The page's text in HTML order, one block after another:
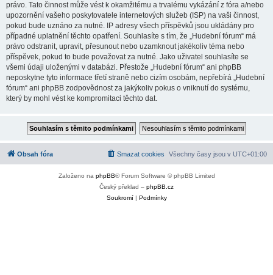
právo. Tato činnost může vést k okamžitému a trvalému vykázání z fóra a/nebo
upozornění vašeho poskytovatele internetových služeb (ISP) na vaši činnost,
pokud bude uznáno za nutné. IP adresy všech příspěvků jsou ukládány pro
případné uplatnění těchto opatření. Souhlasíte s tím, že „Hudební fórum“ má
právo odstranit, upravit, přesunout nebo uzamknout jakékoliv téma nebo
příspěvek, pokud to bude považovat za nutné. Jako uživatel souhlasíte se
všemi údaji uloženými v databázi. Přestože „Hudební fórum“ ani phpBB
neposkytne tyto informace třetí straně nebo cizím osobám, nepřebírá „Hudební
fórum“ ani phpBB zodpovědnost za jakýkoliv pokus o vniknutí do systému,
který by mohl vést ke kompromitaci těchto dat.
Obsah fóra Všechny časy jsou v UTC+01:00
Smazat cookies
Založeno na phpBB® Forum Software © phpBB Limited
Český překlad – phpBB.cz
Soukromí| Podmínky